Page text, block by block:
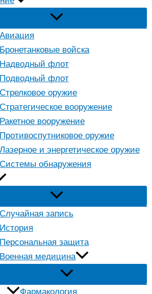
Авиация
Бронетанковые войска
Надводный флот
Подводный флот
Стрелковое оружие
Стратегическое вооружение
Ракетное вооружение
Противоспутниковое оружие
Лазерное и энергетическое оружие
Системы обнаружения
Случайная запись
История
Персональная защита
Военная медицина
Фармакология